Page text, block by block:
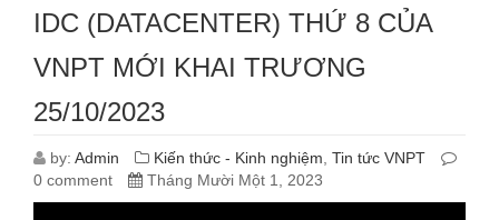
IDC (DATACENTER) THỨ 8 CỦA
VNPT MỚI KHAI TRƯƠNG
25/10/2023
by: Admin Kiến thức - Kinh nghiệm Tin tức VNPT
0 comment
Tháng Mười Một 1, 2023